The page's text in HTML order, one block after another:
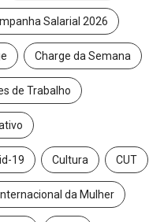
Salarial 2026
Charge da Semana
de Trabalho
19 Cultura CUT
da Mulher